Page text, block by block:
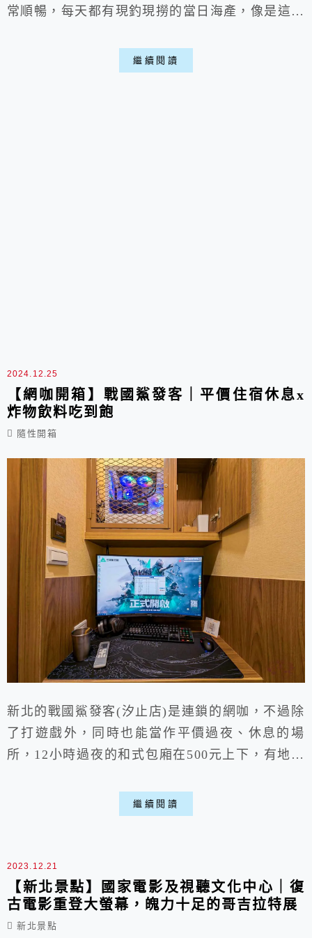
常順暢，每天都有現釣現撈的當日海產，像是這次
港邊仔會是個好選擇，炒飯跟湯麵都不錯，海鮮新
鮮簡單弄就很好吃，跟朋友兩人吃不到1000元，
繼續閱讀
2024.12.25
【網咖開箱】戰國鯊發客｜平價住宿休息x
炸物飲料吃到飽
隨性開箱
新北的戰國鯊發客(汐止店)是連鎖的網咖，不過除
了打遊戲外，同時也能當作平價過夜、休息的場
所，12小時過夜的和式包廂在500元上下，有地方
示卡、電腦設備也很新，低消50元有免費炸物跟
飲料，是一個假日耍廢的好去處，不過網咖過夜就
繼續閱讀
2023.12.21
【新北景點】國家電影及視聽文化中心｜復
古電影重登大螢幕，魄力十足的哥吉拉特展
新北景點